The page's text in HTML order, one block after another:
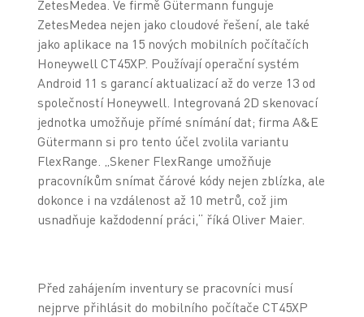
ZetesMedea. Ve firmě Gütermann funguje
ZetesMedea nejen jako cloudové řešení, ale také
jako aplikace na 15 nových mobilních počítačích
Honeywell CT45XP. Používají operační systém
Android 11 s garancí aktualizací až do verze 13 od
společností Honeywell. Integrovaná 2D skenovací
jednotka umožňuje přímé snímání dat; firma A&E
Gütermann si pro tento účel zvolila variantu
FlexRange. „Skener FlexRange umožňuje
pracovníkům snímat čárové kódy nejen zblízka, ale
dokonce i na vzdálenost až 10 metrů, což jim
usnadňuje každodenní práci,“ říká Oliver Maier.
Před zahájením inventury se pracovníci musí
nejprve přihlásit do mobilního počítače CT45XP